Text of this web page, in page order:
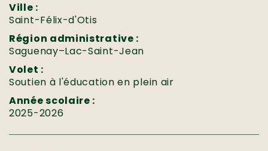
Ville :
Saint-Félix-d'Otis
Région administrative :
Saguenay–Lac-Saint-Jean
Volet :
Soutien à l'éducation en plein air
Année scolaire :
2025-2026